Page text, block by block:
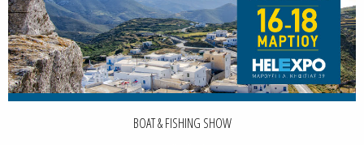
BOAT & FISHING SHOW